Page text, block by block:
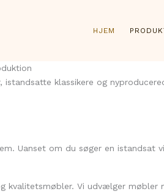
HJEM
istandsatte klassikere og
Uanset om du søger en istandsat
kvalitetsmøbler. Vi udvælger